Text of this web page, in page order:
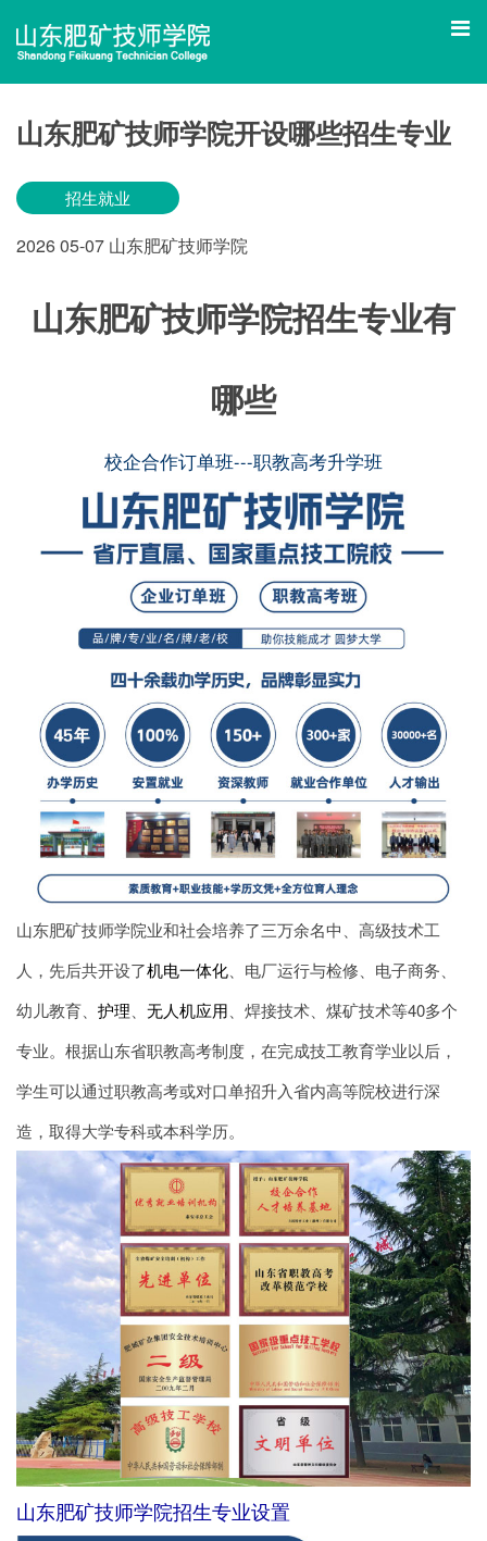
山东肥矿技师学院开设哪些招生专业
招生就业
202605-07 山东肥矿技师学院
山东肥矿技师学院招生专业有
哪些
校企合作订单班---职教高考升学班
山东肥矿技师学院业和社会培养了三万余名中、高级技术工
人，先后共开设了机电一体化 、电厂运行与检修、电子商务、
幼儿教育、 护理 无人机应用 、焊接技术、煤矿技术等40多个
专业。根据山东省职教高考制度，在完成技工教育学业以后，
学生可以通过职教高考或对口单招升入省内高等院校进行深
造，取得大学专科或本科学历。
山东肥矿技师学院招生专业设置